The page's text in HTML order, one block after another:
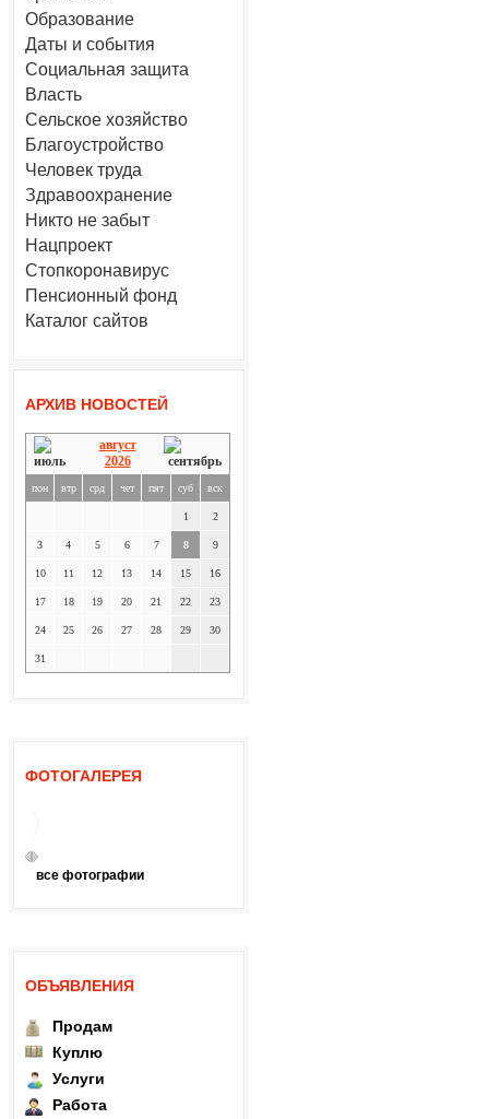
Образование
Даты и события
Социальная защита
Власть
Сельское хозяйство
Благоустройство
Человек труда
Здравоохранение
Никто не забыт
Нацпроект
Стопкоронавирус
Пенсионный фонд
Каталог сайтов
АРХИВ НОВОСТЕЙ
август
2026
пон втр срд чет пят суб вск
1 2
3 4 5 6 7 8 9
10 11 12 13 14 15 16
17 18 19 20 21 22 23
24 25 26 27 28 29 30
31
ФОТОГАЛЕРЕЯ
все фотографии
ОБЪЯВЛЕНИЯ
Продам
Куплю
Услуги
Работа